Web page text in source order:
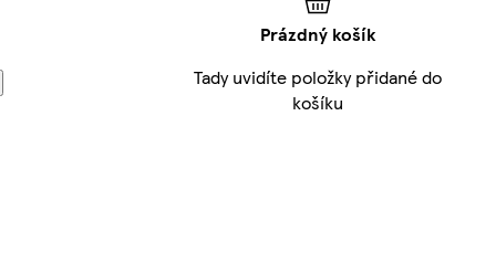
Prázdný košík
Tady uvidíte položky přidané do
košíku